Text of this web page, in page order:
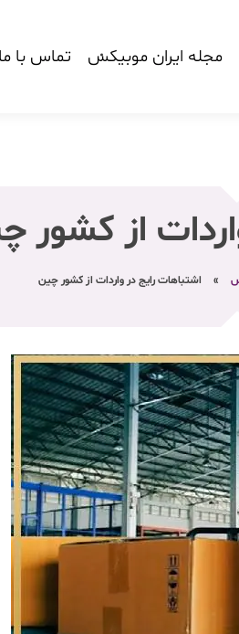
مجله ایران موبیکس تماس با ما
از کشور
» اشتباهات رایج در واردات از کشور چین